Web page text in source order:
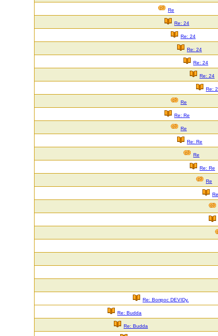
Re
Re: 24
Re: 24
Re: 24
Re: 24
Re: 24
Re:
Re
Re: Re
Re
Re: Re
Re
Re: Re
Re
Re: Вопрос DEVIDу.
Re: Budda
Re: Budda